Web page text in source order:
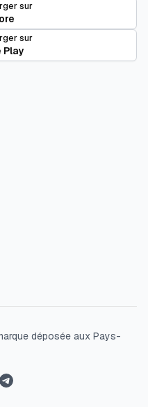
sur
sur
Play
déposée aux Pays-